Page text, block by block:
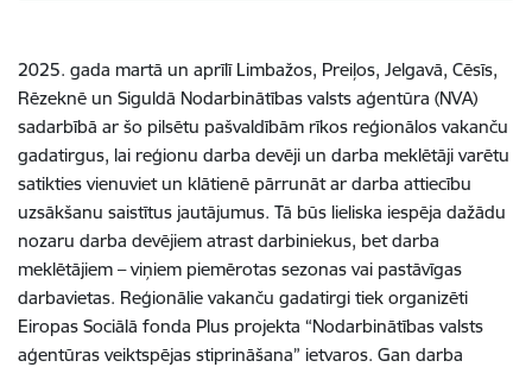
2025. gada martā un aprīlī Limbažos, Preiļos, Jelgavā, Cēsīs,
Rēzeknē un Siguldā Nodarbinātības valsts aģentūra (NVA)
sadarbībā ar šo pilsētu pašvaldībām rīkos reģionālos vakanču
gadatirgus, lai reģionu darba devēji un darba meklētāji varētu
satikties vienuviet un klātienē pārrunāt ar darba attiecību
uzsākšanu saistītus jautājumus. Tā būs lieliska iespēja dažādu
nozaru darba devējiem atrast darbiniekus, bet darba
meklētājiem – viņiem piemērotas sezonas vai pastāvīgas
darbavietas. Reģionālie vakanču gadatirgi tiek organizēti
Eiropas Sociālā fonda Plus projekta “Nodarbinātības valsts
aģentūras veiktspējas stiprināšana” ietvaros. Gan darba